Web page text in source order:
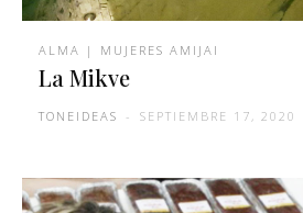
ALMA | MUJERES AMIJAI
La Mikve
TONEIDEAS - SEPTIEMBRE 17, 2020